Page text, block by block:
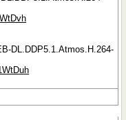
DL.DDP5.1.Atmos.H.264-